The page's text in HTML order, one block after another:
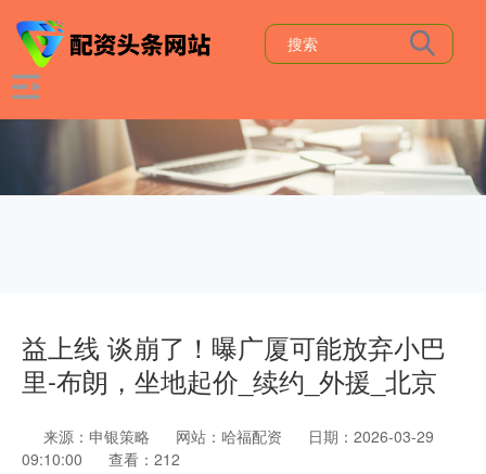
益上线 谈崩了！曝广厦可能放弃小巴
里-布朗，坐地起价_续约_外援_北京
来源：申银策略 网站：哈福配资
日期：2026-03-29
09:10:00
查看：212